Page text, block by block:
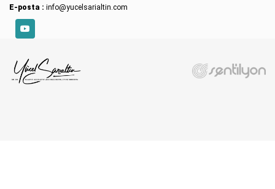
E-posta : info@yucelsarialtin.com
YouTube